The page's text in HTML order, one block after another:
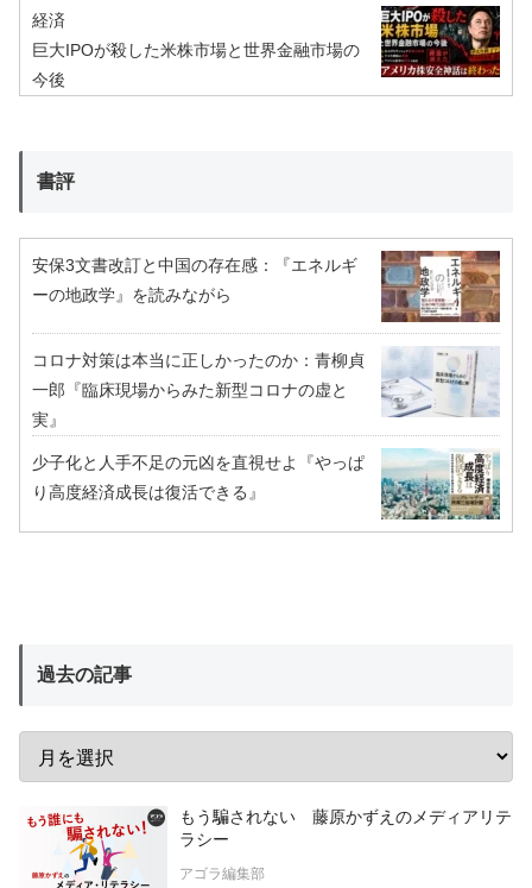
経済
巨大IPOが殺した米株市場と世界金融市場の
今後
書評
安保3文書改訂と中国の存在感：『エネルギ
ーの地政学』を読みながら
コロナ対策は本当に正しかったのか：青柳貞
一郎『臨床現場からみた新型コロナの虚と
実』
少子化と人手不足の元凶を直視せよ『やっぱ
り高度経済成長は復活できる』
過去の記事
もう騙されない 藤原かずえのメディアリテ
ラシー
アゴラ編集部